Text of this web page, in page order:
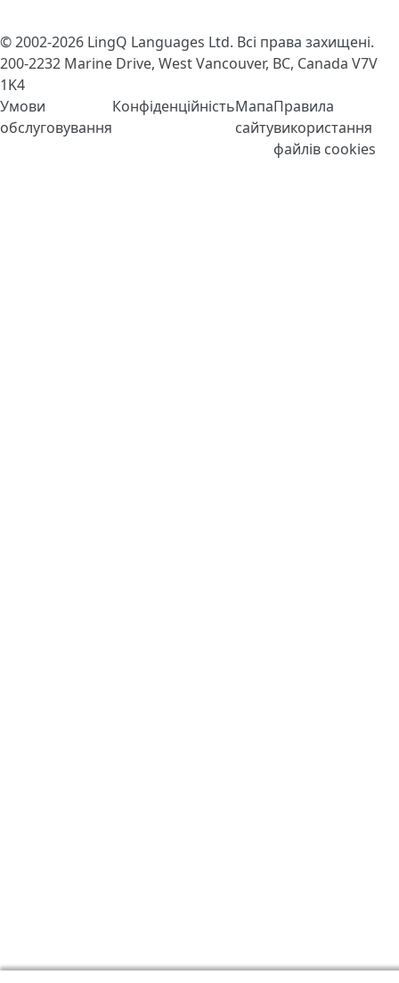
© 2002-2026 LingQ Languages Ltd. Всі права захищені.
200-2232 Marine Drive, West Vancouver, BC, Canada V7V
1K4
Умови
обслуговування
КонфіденційністьМапа
сайту
Правила
використання
файлів cookies